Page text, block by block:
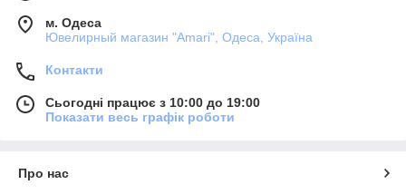
м. Одеса
Ювелирный магазин "Amari", Одеса, Україна
Контакти
Сьогодні працює з 10:00 до 19:00
Показати весь графік роботи
Про нас